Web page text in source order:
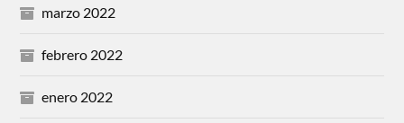
marzo 2022
febrero 2022
enero 2022